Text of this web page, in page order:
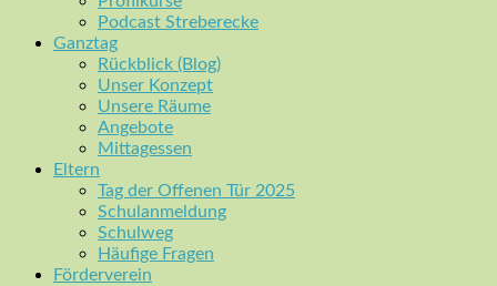
Podcast Streberecke
Ganztag
Rückblick (Blog)
Unser Konzept
Unsere Räume
Angebote
Mittagessen
Eltern
Tag der Offenen Tür 2025
Schulanmeldung
Schulweg
Häufige Fragen
Förderverein